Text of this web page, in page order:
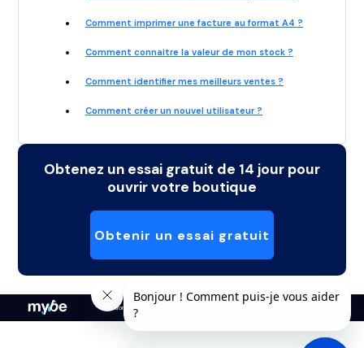
Comment imprimer une facture au format A4 ?
Comment connaitre la valeur de mon stock ?
Comment identifier mes meilleurs ventes ?
Comment créer un nouvel utilisateur ?
Obtenez un essai gratuit de 14 jour pour
ouvrir votre boutique
Obtenir un essai gratuit
Mentions légales